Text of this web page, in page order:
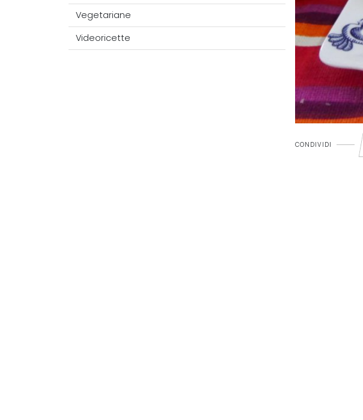
Vegetariane
Videoricette
CONDIVIDI